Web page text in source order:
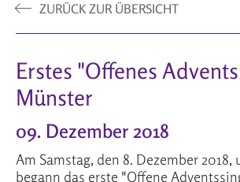
ZURÜCK ZUR ÜBERSICHT
Erstes "Offenes
Münster
09. Dezember 2018
Am Samstag, den 8. Dezember 2018,
begann das erste "Offene